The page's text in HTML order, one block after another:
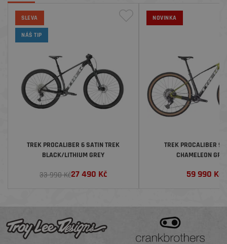
SLEVA
NÁŠ TIP
TREK PROCALIBER 6 SATIN TREK
BLACK/LITHIUM GREY
33 990 Kč27 490 Kč
NOVINKA
TREK PROCALIBER
CHAMELEON
59 990 Kč